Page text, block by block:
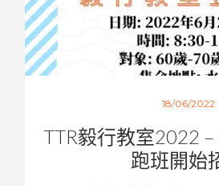
18/06/2022
TTR毅行教室2022
跑班開始